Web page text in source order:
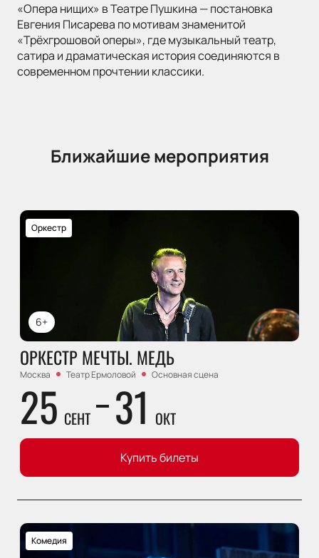
«Опера нищих» в Театре Пушкина — постановка
Евгения Писарева по мотивам знаменитой
«Трёхгрошовой оперы», где музыкальный театр,
сатира и драматическая история соединяются в
современном прочтении классики.
Ближайшие мероприятия
6+
Оркестр
ОРКЕСТР МЕЧТЫ. МЕДЬ
Москва Театр Ермоловой Основная сцена
25 СЕНТ 31 ОКТ
Купить билеты
Комедия